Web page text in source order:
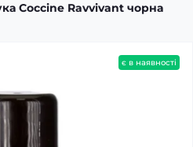
Coccine Ravvivant чорна
є в наявності